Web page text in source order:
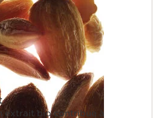
extrait bio contribue à